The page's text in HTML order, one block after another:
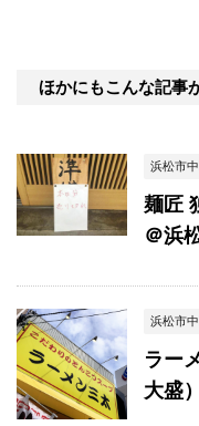
ほかにもこんな記事
浜松市
麺匠
＠浜
浜松市
ラー
大盛